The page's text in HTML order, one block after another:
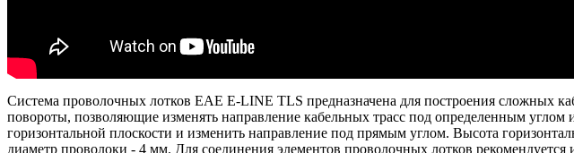
Система проволочныx лотков ЕАЕ E-LINE TLS предназначена для построения сложных
повороты, позволяющие изменять направление кабельных трасс под определенным
горизонтальной плоскости и изменить направление под прямым углом. Высота
диаметр проволоки - 4 мм. Для соединения элементов проволочныx лотков